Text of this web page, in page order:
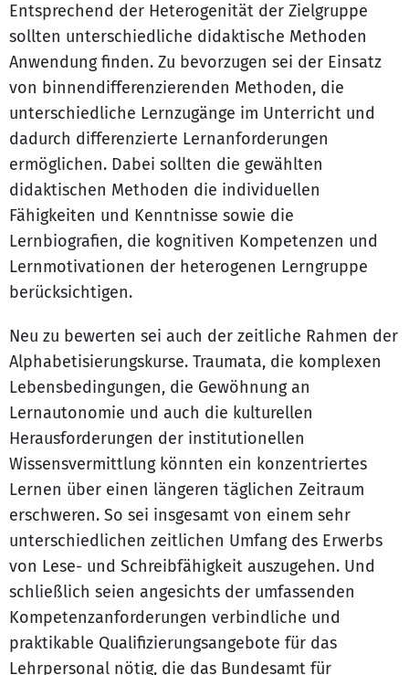
Entsprechend der Heterogenität der Zielgruppe
sollten unterschiedliche didaktische Methoden
Anwendung finden. Zu bevorzugen sei der Einsatz
von binnendifferenzierenden Methoden, die
unterschiedliche Lernzugänge im Unterricht und
dadurch differenzierte Lernanforderungen
ermöglichen. Dabei sollten die gewählten
didaktischen Methoden die individuellen
Fähigkeiten und Kenntnisse sowie die
Lernbiografien, die kognitiven Kompetenzen und
Lernmotivationen der heterogenen Lerngruppe
berücksichtigen.
Neu zu bewerten sei auch der zeitliche Rahmen der
Alphabetisierungskurse. Traumata, die komplexen
Lebensbedingungen, die Gewöhnung an
Lernautonomie und auch die kulturellen
Herausforderungen der institutionellen
Wissensvermittlung könnten ein konzentriertes
Lernen über einen längeren täglichen Zeitraum
erschweren. So sei insgesamt von einem sehr
unterschiedlichen zeitlichen Umfang des Erwerbs
von Lese- und Schreibfähigkeit auszugehen. Und
schließlich seien angesichts der umfassenden
Kompetenzanforderungen verbindliche und
praktikable Qualifizierungsangebote für das
Lehrpersonal nötig, die das Bundesamt für